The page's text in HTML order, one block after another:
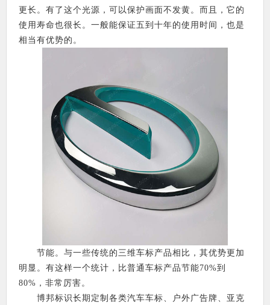
更长。有了这个光源，可以保护画面不发黄。而且，它的
使用寿命也很长。一般能保证五到十年的使用时间，也是
相当有优势的。
节能。与一些传统的三维车标产品相比，其优势更加
明显。有这样一个统计，比普通车标产品节能70%到
80%，非常厉害。
博邦标识长期定制各类汽车车标、户外广告牌、亚克